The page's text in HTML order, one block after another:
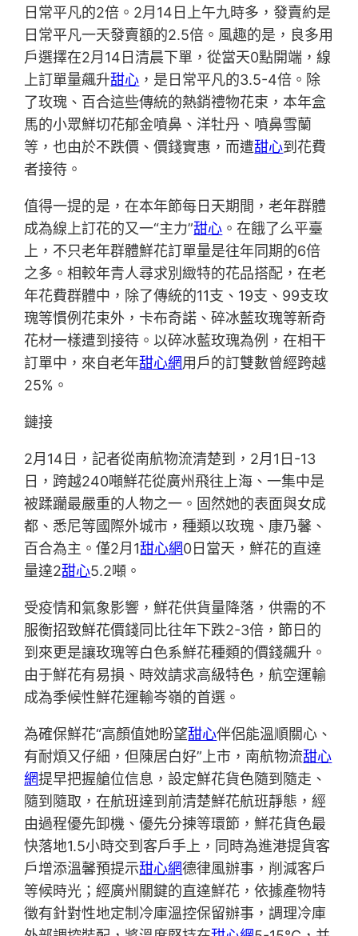
日常平凡的2倍。2月14日上午九時多，發賣約是
日常平凡一天發賣額的2.5倍。風趣的是，良多用
戶選擇在2月14日清晨下單，從當天0點開端，線
上訂單量飆升甜心 ，是日常平凡的3.5-4倍。除
了玫瑰、百合這些傳統的熱銷禮物花束，本年盒
馬的小眾鮮切花郁金噴鼻、洋牡丹、噴鼻雪蘭
等，也由於不跌價、價錢實惠，而遭甜心到花費
者接待。
值得一提的是，在本年節每日天期間，老年群體
成為線上訂花的又一“主力”甜心 。在餓了么平臺
上，不只老年群體鮮花訂單量是往年同期的6倍
之多。相較年青人尋求別緻特的花品搭配，在老
年花費群體中，除了傳統的11支、19支、99支玫
瑰等慣例花束外，卡布奇諾、碎冰藍玫瑰等新奇
花材一樣遭到接待。以碎冰藍玫瑰為例，在相干
訂單中，來自老年甜心網用戶的訂雙數曾經跨越
25%。
鏈接
2月14日，記者從南航物流清楚到，2月1日-13
日，跨越240噸鮮花從廣州飛往上海、一集中是
被蹂躪最嚴重的人物之一。固然她的表面與女成
都、悉尼等國際外城市，種類以玫瑰、康乃馨、
百合為主。僅2月1甜心網0日當天，鮮花的直達
量達2甜心5.2噸。
受疫情和氣象影響，鮮花供貨量降落，供需的不
服衡招致鮮花價錢同比往年下跌2-3倍，節日的
到來更是讓玫瑰等白色系鮮花種類的價錢飆升。
由于鮮花有易損、時效請求高級特色，航空運輸
成為季候性鮮花運輸岑嶺的首選。
為確保鮮花“高顏值她盼望甜心伴侶能溫順關心、
有耐煩又仔細，但陳居白好”上市，南航物流甜心
網提早把握艙位信息，設定鮮花貨色隨到隨走、
隨到隨取，在航班達到前清楚鮮花航班靜態，經
由過程優先卸機、優先分揀等環節，鮮花貨色最
快落地1.5小時交到客戶手上，同時為進港提貨客
戶增添溫馨預提示甜心網德律風辦事，削減客戶
等候時光；經廣州關鍵的直達鮮花，依據產物特
徵有針對性地定制冷庫溫控保留辦事，調理冷庫